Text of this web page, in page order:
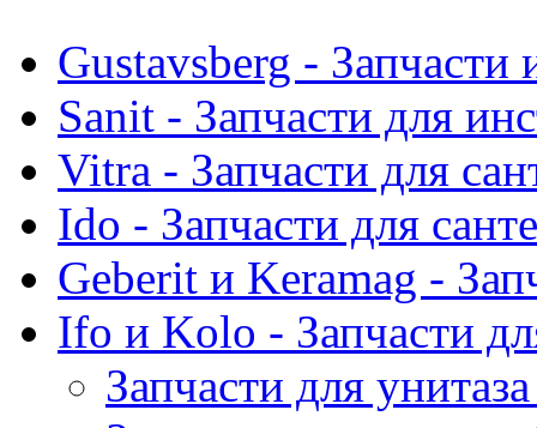
Gustavsberg - Запчасти
Sanit - Запчасти для
Vitra - Запчасти для
Ido - Запчасти для
Geberit и Keramag -
Ifo и Kolo - Запчасти
Запчасти для